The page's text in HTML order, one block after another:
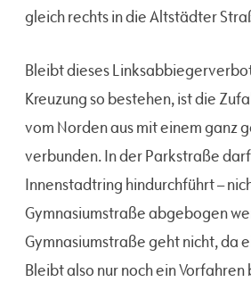
gleich rechts in die Altstädter
Bleibt dieses
Kreuzung so bestehen, ist die
vom Norden aus mit einem ganz
verbunden. In der Parkstraße
Innenstadtring hindurchführt –
Gymnasiumstraße abgebogen
Gymnasiumstraße geht nicht, da
Bleibt also nur noch ein Vorfahren